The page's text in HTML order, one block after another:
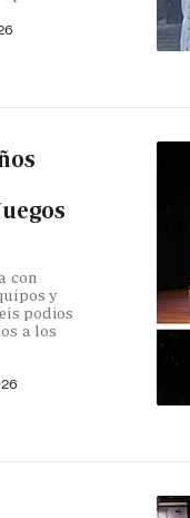
con
y
podios
a los